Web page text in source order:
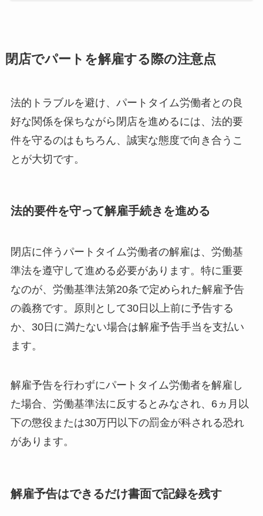
閉店でパートを解雇する際の注意点
法的トラブルを避け、パートタイム労働者との良
好な関係を保ちながら閉店を進めるには、法的要
件を守るのはもちろん、誠実な態度で向き合うこ
とが大切です。
法的要件を守って解雇手続きを進める
閉店に伴うパートタイム労働者の解雇は、労働基
準法を遵守して進める必要があります。特に重要
なのが、労働基準法第20条で定められた解雇予告
の義務です。原則として30日以上前に予告する
か、30日に満たない場合は解雇予告手当を支払い
ます。
解雇予告を行わずにパートタイム労働者を解雇し
た場合、労働基準法に反するとみなされ、6ヵ月以
下の懲役または30万円以下の罰金が科される恐れ
があります。
解雇予告はできるだけ書面で記録を残す